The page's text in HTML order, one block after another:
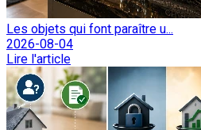
Les objets qui font paraître u...
2026-08-04
Lire l'article